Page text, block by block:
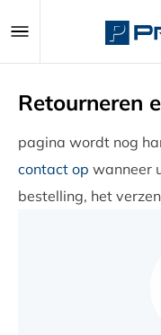
Retourneren
pagina wordt nog
contact op wanneer
bestelling, het